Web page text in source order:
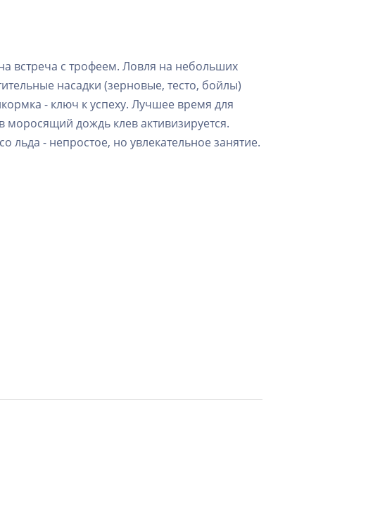
встреча с трофеем. Ловля на небольших
насадки (зерновые, тесто, бойлы)
- ключ к успеху. Лучшее время для
дождь клев активизируется.
- непростое, но увлекательное занятие.